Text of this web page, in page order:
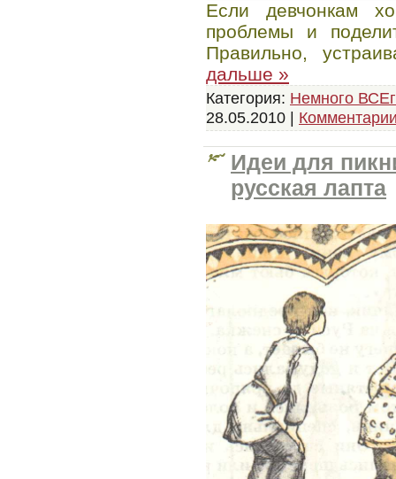
Если девчонкам
проблемы и
Правильно,
дальше »
Категория: Немного
28.05.2010 |
Идеи для
русская лапта